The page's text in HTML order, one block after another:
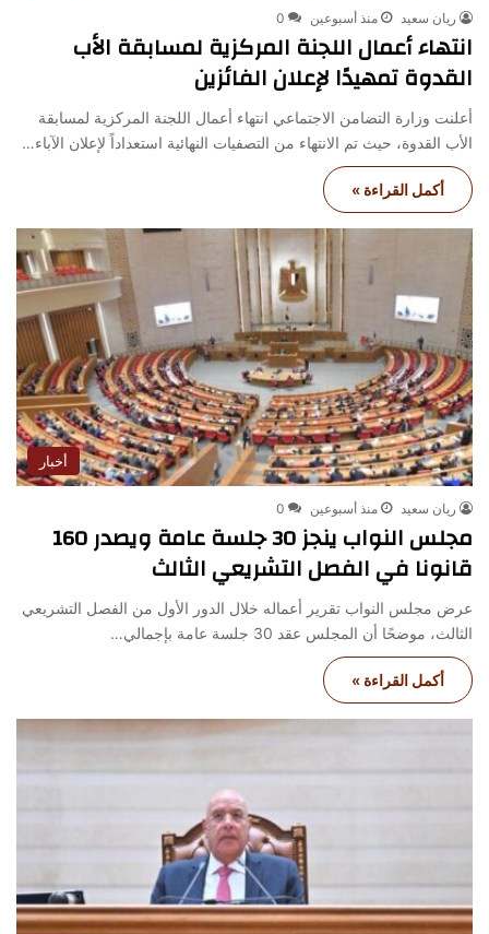
ريان سعيد منذ أسبوعين 0
انتهاء أعمال اللجنة المركزية لمسابقة الأب
القدوة تمهيدًا لإعلان الفائزين
أعلنت وزارة التضامن الاجتماعي انتهاء أعمال اللجنة المركزية لمسابقة
الأب القدوة، حيث تم الانتهاء من التصفيات النهائية استعداداً لإعلان الآباء…
أكمل القراءة »
أخبار
ريان سعيد منذ أسبوعين 0
مجلس النواب ينجز 30 جلسة عامة ويصدر 160
قانونا في الفصل التشريعي الثالث
عرض مجلس النواب تقرير أعماله خلال الدور الأول من الفصل التشريعي
الثالث، موضحًا أن المجلس عقد 30 جلسة عامة بإجمالي…
أكمل القراءة »